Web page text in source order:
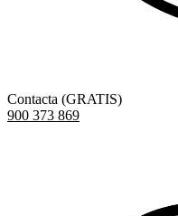
Contacta (GRATIS)
900 373 869